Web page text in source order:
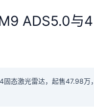
ADS5.0与
态激光雷达，起售47.98万